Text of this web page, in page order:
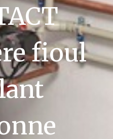
fioul